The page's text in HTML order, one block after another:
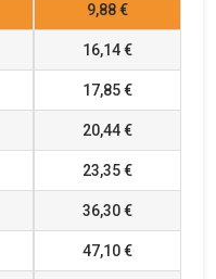
9,88 €
16,14 €
17,85 €
20,44 €
23,35 €
36,30 €
47,10 €